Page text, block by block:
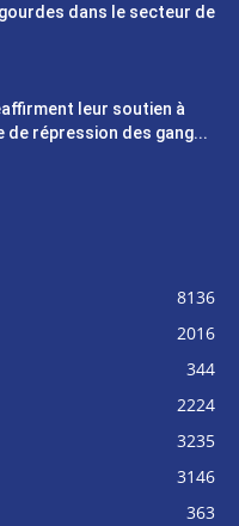
dans le secteur de
leur soutien à
de répression des gang...
8136
2016
344
2224
3235
3146
363